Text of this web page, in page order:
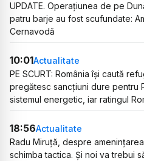
UPDATE. Operațiunea de pe
patru barje au fost scufundate:
Cernavodă
10:01Actualitate
PE SCURT: România își caută
pregătesc sancțiuni dure pentru
sistemul energetic, iar ratingul
18:56Actualitate
Radu Miruță, despre
schimba tactica. Și noi va trebui